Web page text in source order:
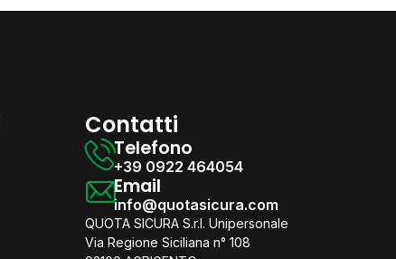
Contatti
Telefono
+39 0922 464054
Email
info@quotasicura.com
QUOTA SICURA S.r.l. Unipersonale
Via Regione Siciliana n° 108